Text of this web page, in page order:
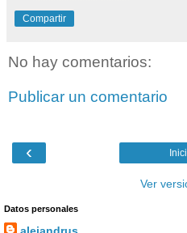
Compartir
No hay comentarios:
Publicar un comentario
‹
Ver
Datos personales